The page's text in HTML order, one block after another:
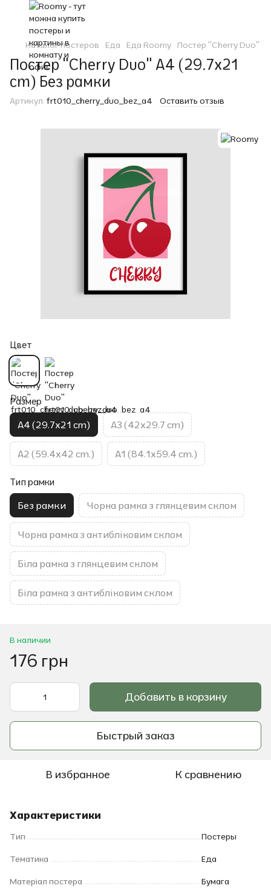
Каталог постеров Еда Еда Roomy Постер "Cherry Duo"
Постер "Cherry Duo" A4 (29.7x21
cm) Без рамки
Артикул: frt010_cherry_duo_bez_a4 Оставить отзыв
Цвет
Размер
A4 (29.7x21 cm) A3 (42x29.7 cm)
A2 (59.4x42 cm.) A1 (84.1x59.4 cm.)
Тип рамки
Без рамки Чорна рамка з глянцевим склом
Чорна рамка з антибліковим склом
Біла рамка з глянцевим склом
Біла рамка з антибліковим склом
В наличии
176 грн
Добавить в корзину
Быстрый заказ
В избранное К сравнению
Характеристики
Тип Постеры
Тематика Еда
Матеріал постера Бумага